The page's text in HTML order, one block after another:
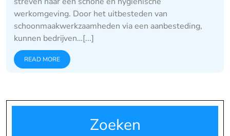
werkomgeving. Door het uitbesteden van
schoonmaakwerkzaamheden via een aanbesteding,
kunnen bedrijven…[...]
READ MORE
Zoeken